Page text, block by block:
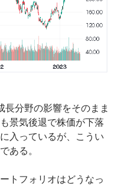
分野の影響をそのまま
景気後退で株価が下落
入っているが、こうい
ある。
トフォリオはどうなっ